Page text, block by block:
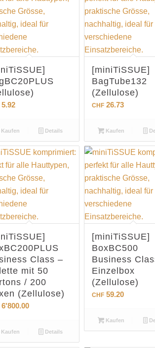
5.92
Kaufen Details
[miniTiSSUE]
BagTube132
(Zellulose)
CHF26.73
Kaufen
Class –
mit 50
/ 200
(Zellulose)
6'800.00
Kaufen Details
[miniTiSSUE]
BoxBC500
Business
Einzelbox
(Zellulose)
CHF59.20
Kaufen